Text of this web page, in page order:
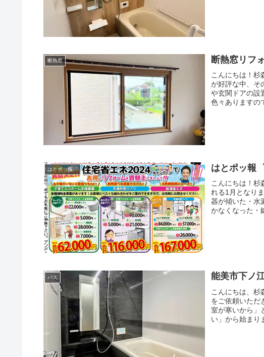
断熱窓 断熱窓リフ
こんにちは！杉
が好評な中、そ
や玄関ドアの設
色々ありますの
はとポッ報゜ はとポッ報
こんにちは！杉
れる1月となり
器が傾いた・水
かなくなった・
バス 能美市下ノ
こんにちは、杉
をご依頼いただ
室が寒いから」
い」から始まり